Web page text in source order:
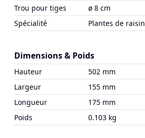
Trou pour tiges
ø 8 cm
Spécialité
Plantes de raisin
Dimensions & Poids
Hauteur
502 mm
Largeur
155 mm
Longueur
175 mm
Poids
0.103 kg